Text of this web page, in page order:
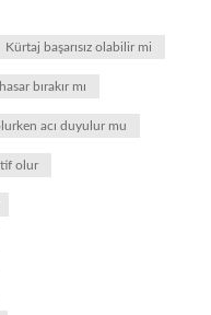
Kürtaj başarısız olabilir mi
bırakır mı
acı duyulur mu
olur